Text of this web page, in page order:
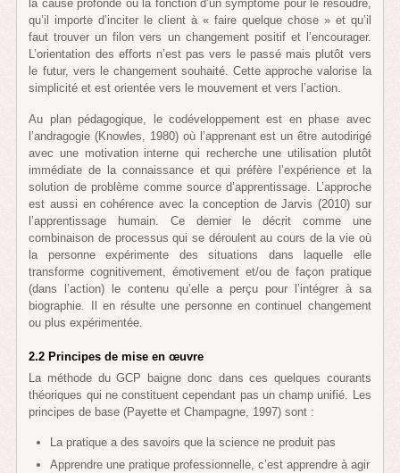
la cause profonde ou la fonction d’un symptôme pour le résoudre,
qu’il importe d’inciter le client à « faire quelque chose » et qu’il
faut trouver un filon vers un changement positif et l’encourager.
L’orientation des efforts n’est pas vers le passé mais plutôt vers
le futur, vers le changement souhaité. Cette approche valorise la
simplicité et est orientée vers le mouvement et vers l’action.
Au plan pédagogique, le codéveloppement est en phase avec
l’andragogie (Knowles, 1980) où l’apprenant est un être autodirigé
avec une motivation interne qui recherche une utilisation plutôt
immédiate de la connaissance et qui préfère l’expérience et la
solution de problème comme source d’apprentissage. L’approche
est aussi en cohérence avec la conception de Jarvis (2010) sur
l’apprentissage humain. Ce dernier le décrit comme une
combinaison de processus qui se déroulent au cours de la vie où
la personne expérimente des situations dans laquelle elle
transforme cognitivement, émotivement et/ou de façon pratique
(dans l’action) le contenu qu’elle a perçu pour l’intégrer à sa
biographie. Il en résulte une personne en continuel changement
ou plus expérimentée.
2.2 Principes de mise en œuvre
La méthode du GCP baigne donc dans ces quelques courants
théoriques qui ne constituent cependant pas un champ unifié. Les
principes de base (Payette et Champagne, 1997) sont :
La pratique a des savoirs que la science ne produit pas
Apprendre une pratique professionnelle, c’est apprendre à agir